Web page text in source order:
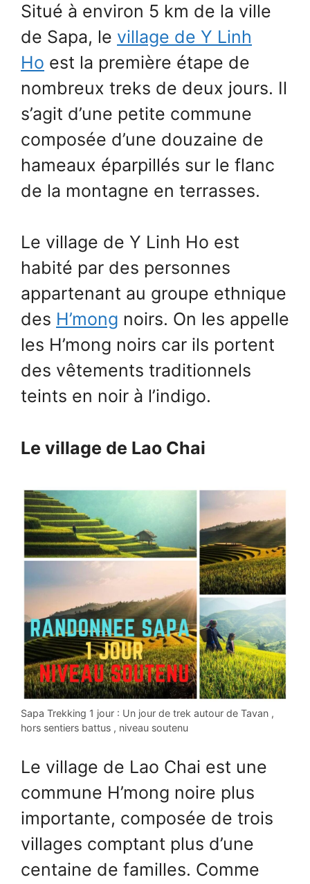
Situé à environ 5 km de la ville
de Sapa, le village de Y Linh
Ho est la première étape de
nombreux treks de deux jours. Il
s’agit d’une petite commune
composée d’une douzaine de
hameaux éparpillés sur le flanc
de la montagne en terrasses.
Le village de Y Linh Ho est
habité par des personnes
appartenant au groupe ethnique
des H’mong noirs. On les appelle
les H’mong noirs car ils portent
des vêtements traditionnels
teints en noir à l’indigo.
Le village de Lao Chai
Sapa Trekking 1 jour : Un jour de trek autour de Tavan ,
hors sentiers battus , niveau soutenu
Le village de Lao Chai est une
commune H’mong noire plus
importante, composée de trois
villages comptant plus d’une
centaine de familles. Comme